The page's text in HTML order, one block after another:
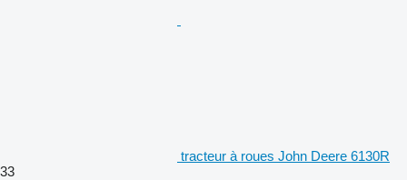
tracteur à roues John Deere 6130R
33